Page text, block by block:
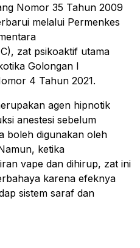
Nomor 35 Tahun 2009
melalui Permenkes
zat psikoaktif utama
Golongan I
4 Tahun 2021.
agen hipnotik
anestesi sebelum
boleh digunakan oleh
ketika
vape dan dihirup, zat ini
karena efeknya
sistem saraf dan